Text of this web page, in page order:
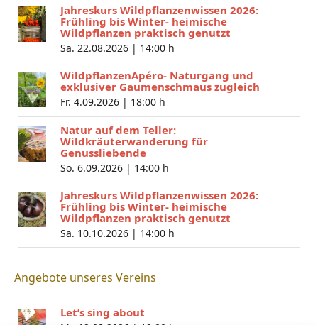
Jahreskurs Wildpflanzenwissen 2026:
Frühling bis Winter- heimische
Wildpflanzen praktisch genutzt
Sa. 22.08.2026 | 14:00 h
WildpflanzenApéro- Naturgang und
exklusiver Gaumenschmaus zugleich
Fr. 4.09.2026 | 18:00 h
Natur auf dem Teller:
Wildkräuterwanderung für
Genussliebende
So. 6.09.2026 | 14:00 h
Jahreskurs Wildpflanzenwissen 2026:
Frühling bis Winter- heimische
Wildpflanzen praktisch genutzt
Sa. 10.10.2026 | 14:00 h
Angebote unseres Vereins
Let’s sing about